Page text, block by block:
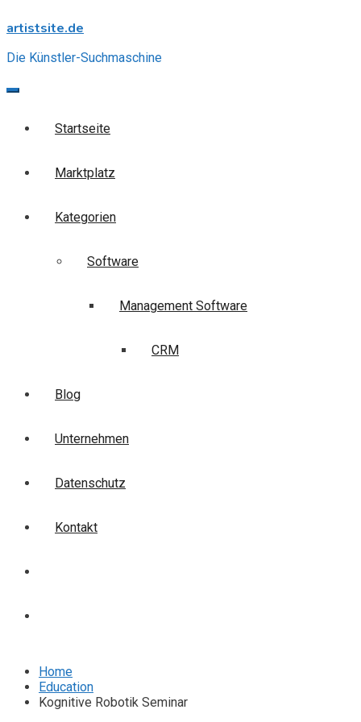
to
artistsite.de
Die Künstler-Suchmaschine
Startseite
Marktplatz
Kategorien
Software
Management Software
CRM
Blog
Unternehmen
Datenschutz
Kontakt
Home
Education
Kognitive Robotik Seminar